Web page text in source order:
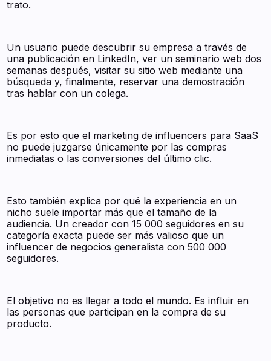
trato.
Un usuario puede descubrir su empresa a través de
una publicación en LinkedIn, ver un seminario web dos
semanas después, visitar su sitio web mediante una
búsqueda y, finalmente, reservar una demostración
tras hablar con un colega.
Es por esto que el marketing de influencers para SaaS
no puede juzgarse únicamente por las compras
inmediatas o las conversiones del último clic.
Esto también explica por qué la experiencia en un
nicho suele importar más que el tamaño de la
audiencia. Un creador con 15 000 seguidores en su
categoría exacta puede ser más valioso que un
influencer de negocios generalista con 500 000
seguidores.
El objetivo no es llegar a todo el mundo. Es influir en
las personas que participan en la compra de su
producto.